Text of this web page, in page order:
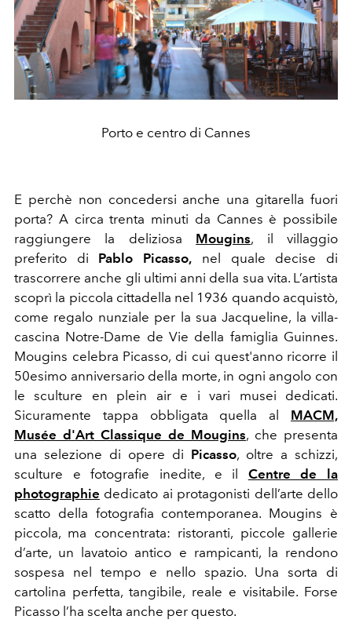
Porto e centro di Cannes
E perchè non concedersi anche una gitarella fuori
porta? A circa trenta minuti da Cannes è possibile
raggiungere la deliziosa Mougins, il villaggio
preferito di Pablo Picasso, nel quale decise di
trascorrere anche gli ultimi anni della sua vita. L’artista
scoprì la piccola cittadella nel 1936 quando acquistò,
come regalo nunziale per la sua Jacqueline, la villa-
cascina Notre-Dame de Vie della famiglia Guinnes.
Mougins celebra Picasso, di cui quest'anno ricorre il
50esimo anniversario della morte, in ogni angolo con
le sculture en plein air e i vari musei dedicati.
Sicuramente tappa obbligata quella al MACM,
Musée d'Art Classique de Mougins, che presenta
una selezione di opere di Picasso, oltre a schizzi,
sculture e fotografie inedite, e il
Centre de la
photographie dedicato ai protagonisti dell’arte dello
scatto della fotografia contemporanea. Mougins è
piccola, ma concentrata: ristoranti, piccole gallerie
d’arte, un lavatoio antico e rampicanti, la rendono
sospesa nel tempo e nello spazio. Una sorta di
cartolina perfetta, tangibile, reale e visitabile. Forse
Picasso l’ha scelta anche per questo.